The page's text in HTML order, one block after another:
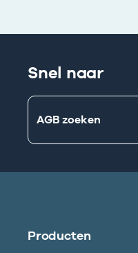
Snel naar
AGB zoeken
Producten